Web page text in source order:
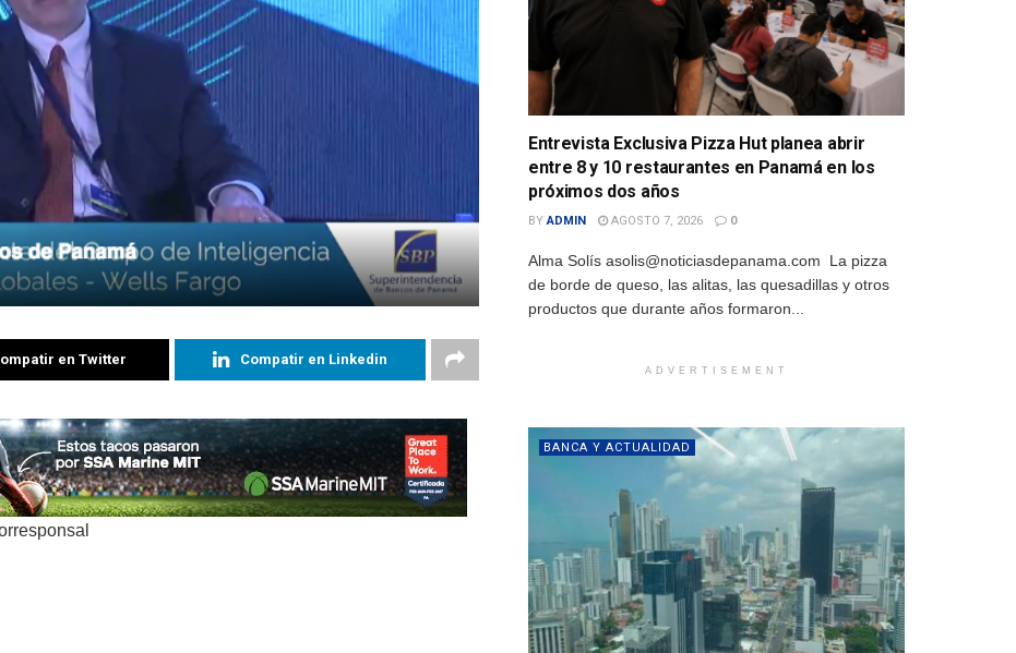
en Twitter Compatir en Linkedin
Entrevista Exclusiva Pizza Hut planea abrir
entre 8 y 10 restaurantes en Panamá en los
próximos dos años
BY ADMIN AGOSTO 7, 2026 0
Alma Solís asolis@noticiasdepanama.com La pizza
de borde de queso, las alitas, las quesadillas y otros
productos que durante años formaron...
ADVERTISEMENT
BANCA Y ACTUALIDAD